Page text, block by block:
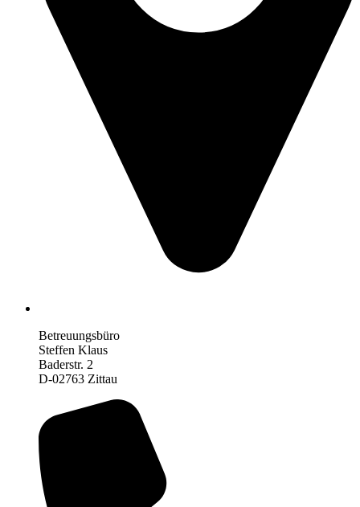
Betreuungsbüro
Steffen Klaus
Baderstr. 2
D-02763 Zittau